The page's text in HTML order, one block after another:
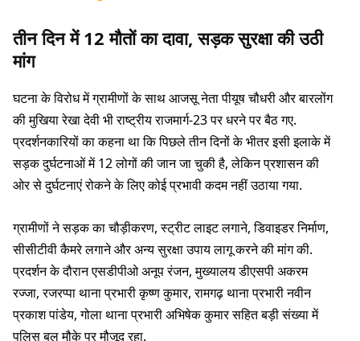
तीन दिन में 12 मौतों का दावा, सड़क सुरक्षा की उठी
मांग
घटना के विरोध में ग्रामीणों के साथ आजसू नेता पीयूष चौधरी और बारलोंग
की मुखिया रेखा देवी भी राष्ट्रीय राजमार्ग-23 पर धरने पर बैठ गए.
प्रदर्शनकारियों का कहना था कि पिछले तीन दिनों के भीतर इसी इलाके में
सड़क दुर्घटनाओं में 12 लोगों की जान जा चुकी है, लेकिन प्रशासन की
ओर से दुर्घटनाएं रोकने के लिए कोई प्रभावी कदम नहीं उठाया गया.
ग्रामीणों ने सड़क का चौड़ीकरण, स्ट्रीट लाइट लगाने, डिवाइडर निर्माण,
सीसीटीवी कैमरे लगाने और अन्य सुरक्षा उपाय लागू करने की मांग की.
प्रदर्शन के दौरान एसडीपीओ अनूप रंजन, मुख्यालय डीएसपी अकरम
रज्जा, रजरप्पा थाना प्रभारी कृष्ण कुमार, रामगढ़ थाना प्रभारी नवीन
प्रकाश पांडेय, गोला थाना प्रभारी अभिषेक कुमार सहित बड़ी संख्या में
पुलिस बल मौके पर मौजूद रहा.